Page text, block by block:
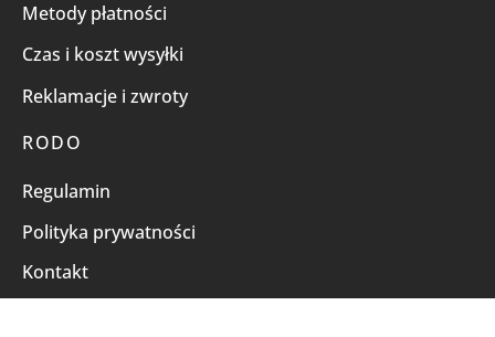
Metody płatności
Czas i koszt wysyłki
Reklamacje i zwroty
RODO
Regulamin
Polityka prywatności
Kontakt